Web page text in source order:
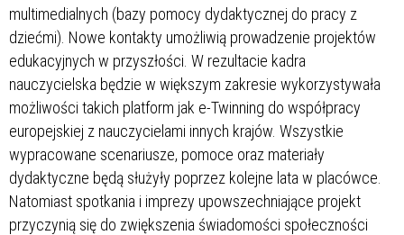
multimedialnych (bazy pomocy dydaktycznej do pracy z
dziećmi). Nowe kontakty umożliwią prowadzenie projektów
edukacyjnych w przyszłości. W rezultacie kadra
nauczycielska będzie w większym zakresie wykorzystywała
możliwości takich platform jak e-Twinning do współpracy
europejskiej z nauczycielami innych krajów. Wszystkie
wypracowane scenariusze, pomoce oraz materiały
dydaktyczne będą służyły poprzez kolejne lata w placówce.
Natomiast spotkania i imprezy upowszechniające projekt
przyczynią się do zwiększenia świadomości społeczności